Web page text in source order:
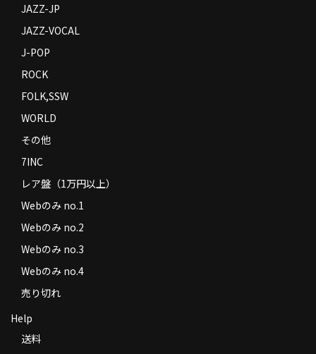
JAZZ-JP
JAZZ-VOCAL
J-POP
ROCK
FOLK,SSW
WORLD
その他
7INC
レア盤（1万円以上）
Webのみ no.1
Webのみ no.2
Webのみ no.3
Webのみ no.4
売り切れ
Help
送料